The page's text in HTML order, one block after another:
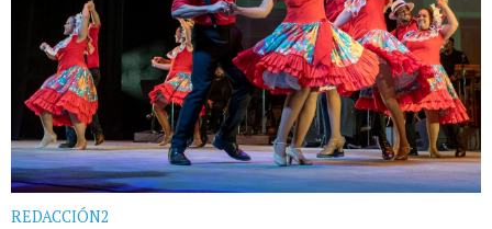
REDACCIÓN2